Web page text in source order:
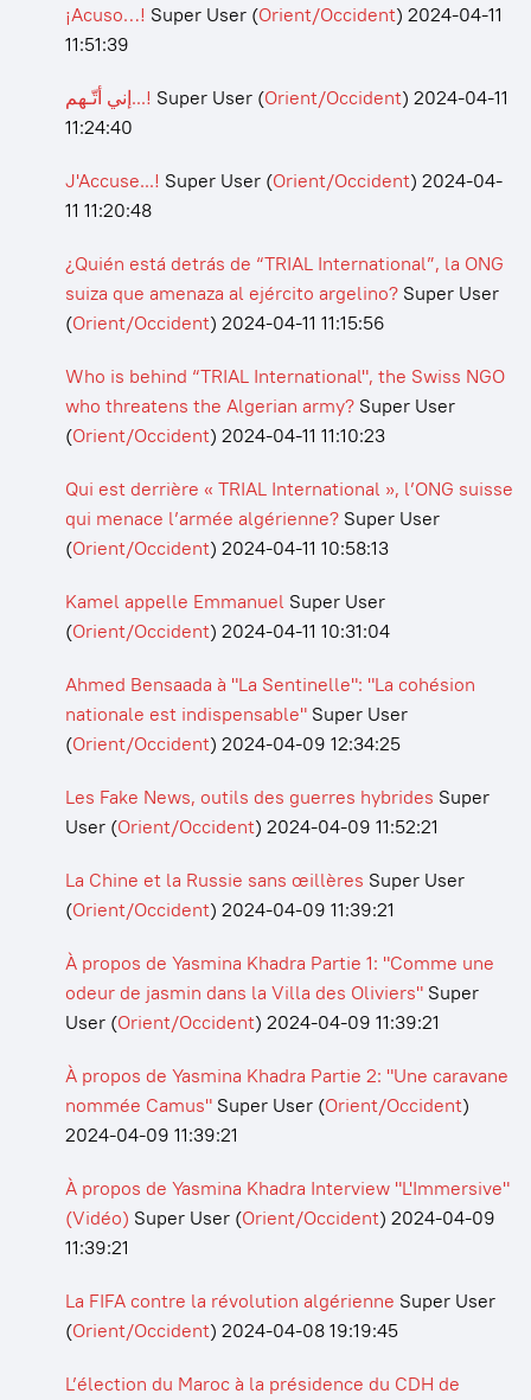
¡Acuso…! Super User (Orient/Occident) 2024-04-11
11:51:39
إني أتّـهم...! Super User (Orient/Occident) 2024-04-11
11:24:40
J'Accuse...! Super User (Orient/Occident) 2024-04-
11 11:20:48
¿Quién está detrás de “TRIAL International”, la ONG
suiza que amenaza al ejército argelino? Super User
(Orient/Occident) 2024-04-11 11:15:56
Who is behind “TRIAL International", the Swiss NGO
who threatens the Algerian army? Super User
(Orient/Occident) 2024-04-11 11:10:23
Qui est derrière « TRIAL International », l’ONG suisse
qui menace l’armée algérienne? Super User
(Orient/Occident) 2024-04-11 10:58:13
Kamel appelle Emmanuel Super User
(Orient/Occident) 2024-04-11 10:31:04
Ahmed Bensaada à "La Sentinelle": "La cohésion
nationale est indispensable" Super User
(Orient/Occident) 2024-04-09 12:34:25
Les Fake News, outils des guerres hybrides Super
User (Orient/Occident) 2024-04-09 11:52:21
La Chine et la Russie sans œillères Super User
(Orient/Occident) 2024-04-09 11:39:21
À propos de Yasmina Khadra Partie 1: "Comme une
odeur de jasmin dans la Villa des Oliviers" Super
User (Orient/Occident) 2024-04-09 11:39:21
À propos de Yasmina Khadra Partie 2: "Une caravane
nommée Camus" Super User (Orient/Occident)
2024-04-09 11:39:21
À propos de Yasmina Khadra Interview "L'Immersive"
(Vidéo) Super User (Orient/Occident) 2024-04-09
11:39:21
La FIFA contre la révolution algérienne Super User
(Orient/Occident) 2024-04-08 19:19:45
L’élection du Maroc à la présidence du CDH de